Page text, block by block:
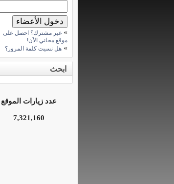
» غير مشترك؟ احصل على
موقع مجاني الآن!
» هل نسيت كلمة المرور؟
ابحث
عدد زيارات الموقع
7,321,160